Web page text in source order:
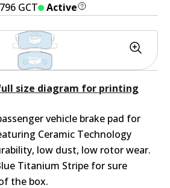
GCT Active
size diagram for printing
vehicle brake pad for
Ceramic Technology
low dust, low rotor wear.
Titanium Stripe for sure
the box.